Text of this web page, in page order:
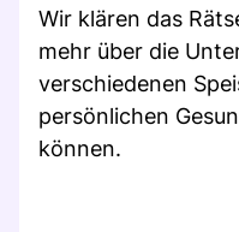
Wir klären das
mehr über die
verschiedenen
persönlichen
können.